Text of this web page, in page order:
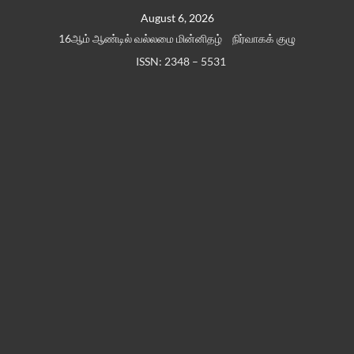
August 6, 2026
16ஆம் ஆண்டில் வல்லமை மின்னிதழ்
நிர்வாகக் குழு
ISSN: 2348 – 5531